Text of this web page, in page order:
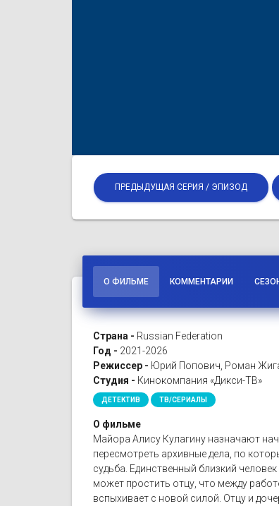
ПРЕДЫДУЩАЯ СЕРИЯ / ЭПИЗОД
О ФИЛЬМЕ КОММЕНТАРИИ
Страна - Russian Federation
Год - 2021-2026
Режиссер - Юрий Попович, Роман
Студия - Кинокомпания «Дикси-ТВ»
ДЕТЕКТИВ ТВ/СЕРИАЛЫ
О фильме
Майора Алису Кулагину назначают
пересмотреть архивные дела, по
судьба. Единственный близкий
может простить отцу, что между
вспыхивает с новой силой. Отцу и